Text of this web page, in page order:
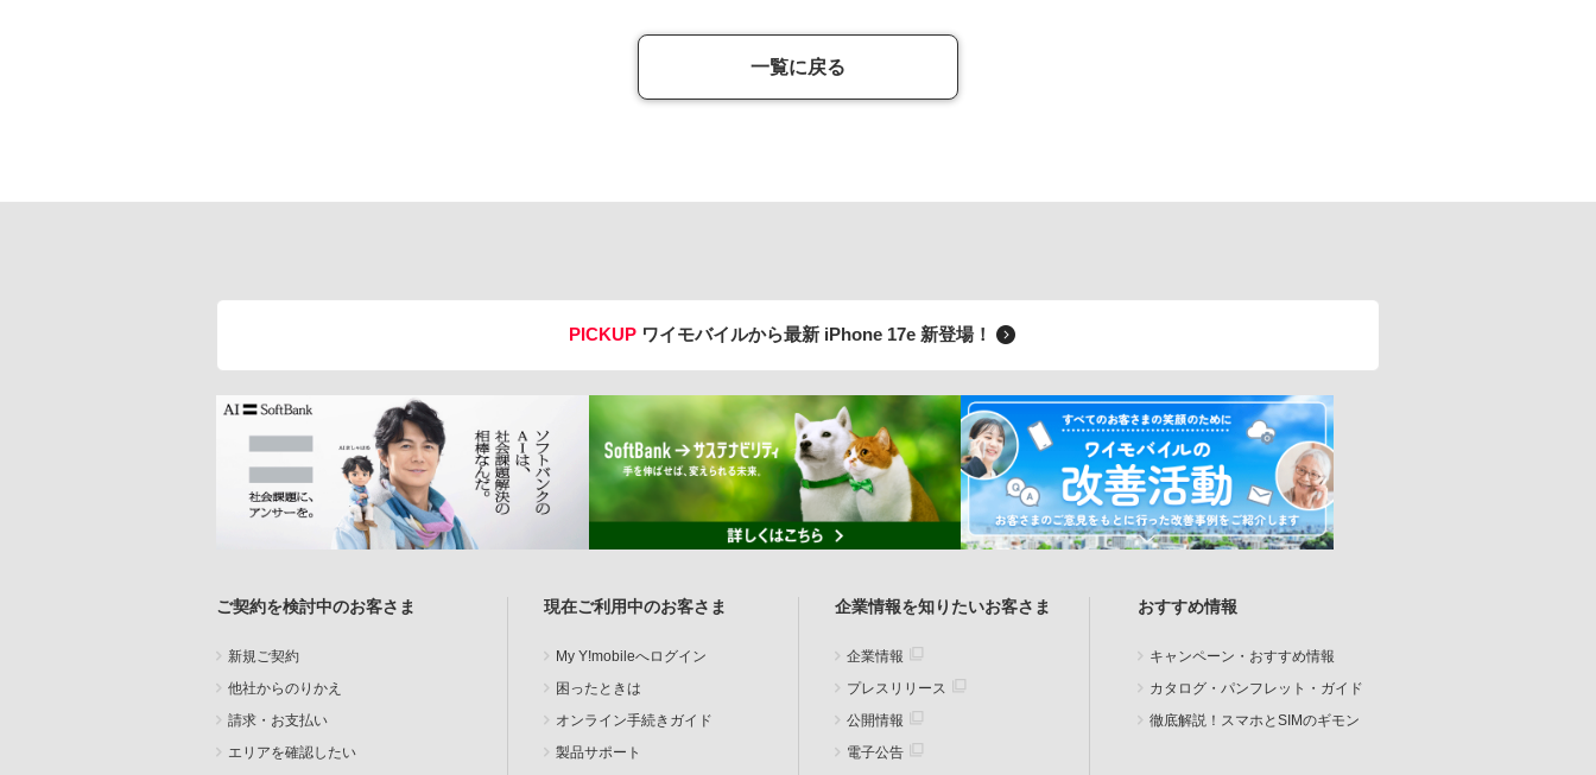
一覧に戻る
PICKUP ワイモバイルから最新 iPhone 17e 新登場！
ご契約を検討中のお客さま
新規ご契約
他社からのりかえ
請求・お支払い
エリアを確認したい
現在ご利用中のお客さま
My Y!mobileへログイン
困ったときは
オンライン手続きガイド
製品サポート
企業情報を知りたいお客さま
企業情報
プレスリリース
公開情報
電子公告
おすすめ情報
キャンペーン・おすすめ情報
カタログ・パンフレット・ガイド
徹底解説！スマホとSIMのギモン